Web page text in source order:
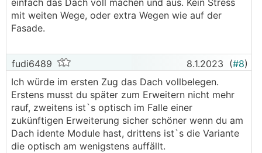
einfach das Dach voll machen und aus. Kein Stress
mit weiten Wege, oder extra Wegen wie auf der
Fasade.
fudi6489 8.1.2023 (#8)
Ich würde im ersten Zug das Dach vollbelegen.
Erstens musst du später zum Erweitern nicht mehr
rauf, zweitens ist`s optisch im Falle einer
zukünftigen Erweiterung sicher schöner wenn du am
Dach idente Module hast, drittens ist`s die Variante
die optisch am wenigstens auffällt.